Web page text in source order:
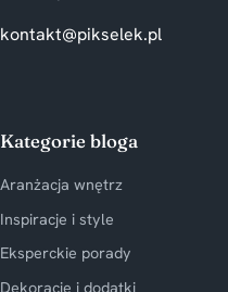
kontakt@pikselek.pl
Kategorie bloga
Aranżacja wnętrz
Inspiracje i style
Eksperckie porady
Dekoracje i dodatki